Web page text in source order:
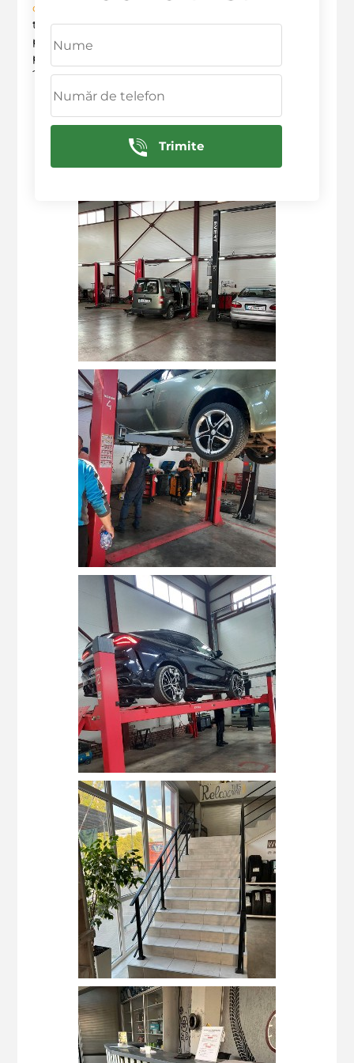
durabilitatea vehiculului
târziu! Suna-ne acum la+ 373 60336236sau fă o
programare pe site-ul nostru
pentru a beneficia de
?✨
Deservim in urmatoarele raioane: Ciocana,
Rascani, Botanica, Centru, Sculeni, Buiucani
Trimite